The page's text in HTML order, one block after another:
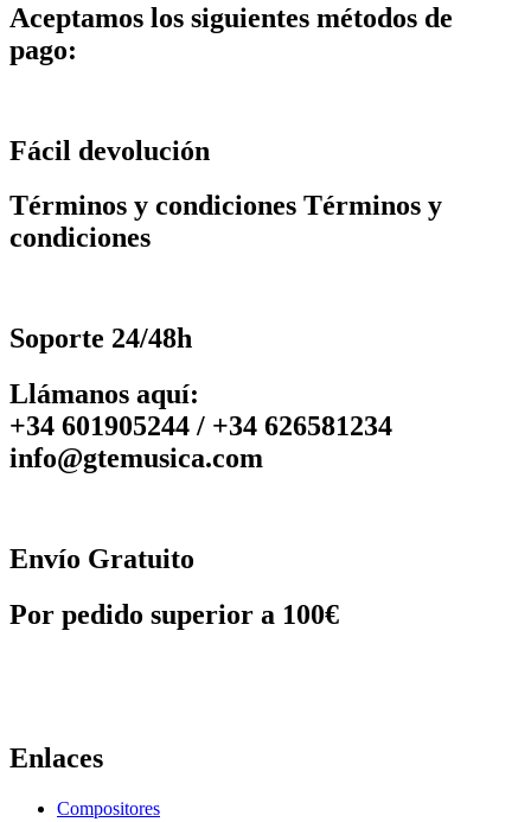
Aceptamos los siguientes métodos de
pago:
Fácil devolución
Términos y condiciones Términos y
condiciones
Soporte 24/48h
Llámanos aquí:
+34 601905244 / +34 626581234
info@gtemusica.com
Envío Gratuito
Por pedido superior a 100€
Enlaces
Compositores